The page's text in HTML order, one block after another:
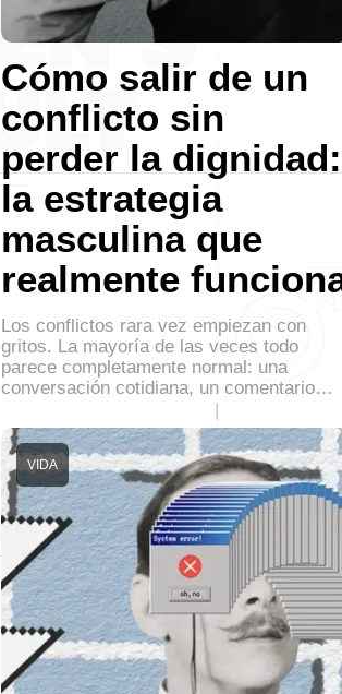
Cómo salir de un
conflicto sin
perder la dignidad:
la estrategia
masculina que
realmente
Los conflictos rara vez empiezan con
gritos. La mayoría de las veces todo
parece completamente normal: una
conversación cotidiana, un comentario…
VIDA